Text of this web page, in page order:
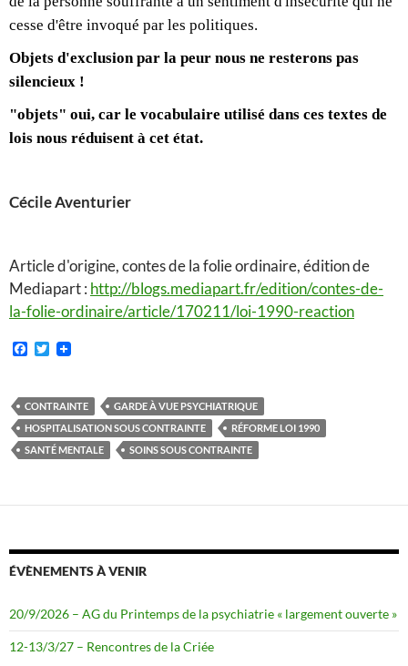
cesse d'être invoqué par les politiques.
Objets d'exclusion par la peur nous ne resterons pas
silencieux !
"objets" oui, car le vocabulaire utilisé dans ces textes de
lois nous réduisent à cet état.
Cécile Aventurier
Article d'origine, contes de la folie ordinaire, édition de
Mediapart : http://blogs.mediapart.fr/edition/contes-de-
la-folie-ordinaire/article/170211/loi-1990-reaction
F
b
o
o
k
T
t
e
r
CONTRAINTE
GARDE À VUE PSYCHIATRIQUE
HOSPITALISATION SOUS CONTRAINTE
RÉFORME LOI 1990
SANTÉ MENTALE
SOINS SOUS CONTRAINTE
ÉVÈNEMENTS À VENIR
20/9/2026 – AG du Printemps de la psychiatrie « largement ouverte »
12-13/3/27 – Rencontres de la Criée